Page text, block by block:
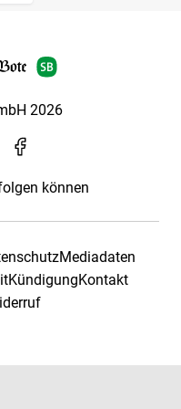
2026
können
Mediadaten
KündigungKontakt